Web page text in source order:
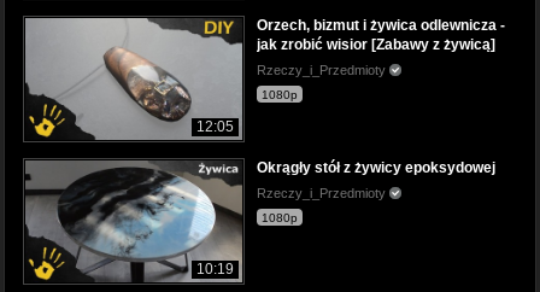
12:05
Orzech, bizmut i żywica odlewnicza -
jak zrobić wisior [Zabawy z żywicą]
Rzeczy_i_Przedmioty
1080p
10:19
Okrągły stół z żywicy epoksydowej
Rzeczy_i_Przedmioty
1080p